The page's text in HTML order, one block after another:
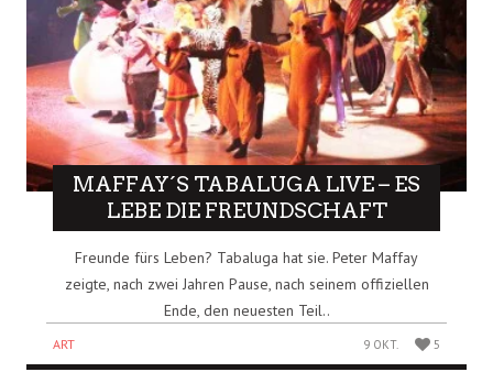
MAFFAY´S TABALUGA LIVE – ES
LEBE DIE FREUNDSCHAFT
Freunde fürs Leben? Tabaluga hat sie. Peter Maffay
zeigte, nach zwei Jahren Pause, nach seinem offiziellen
Ende, den neuesten Teil..
ART 9 OKT. 5